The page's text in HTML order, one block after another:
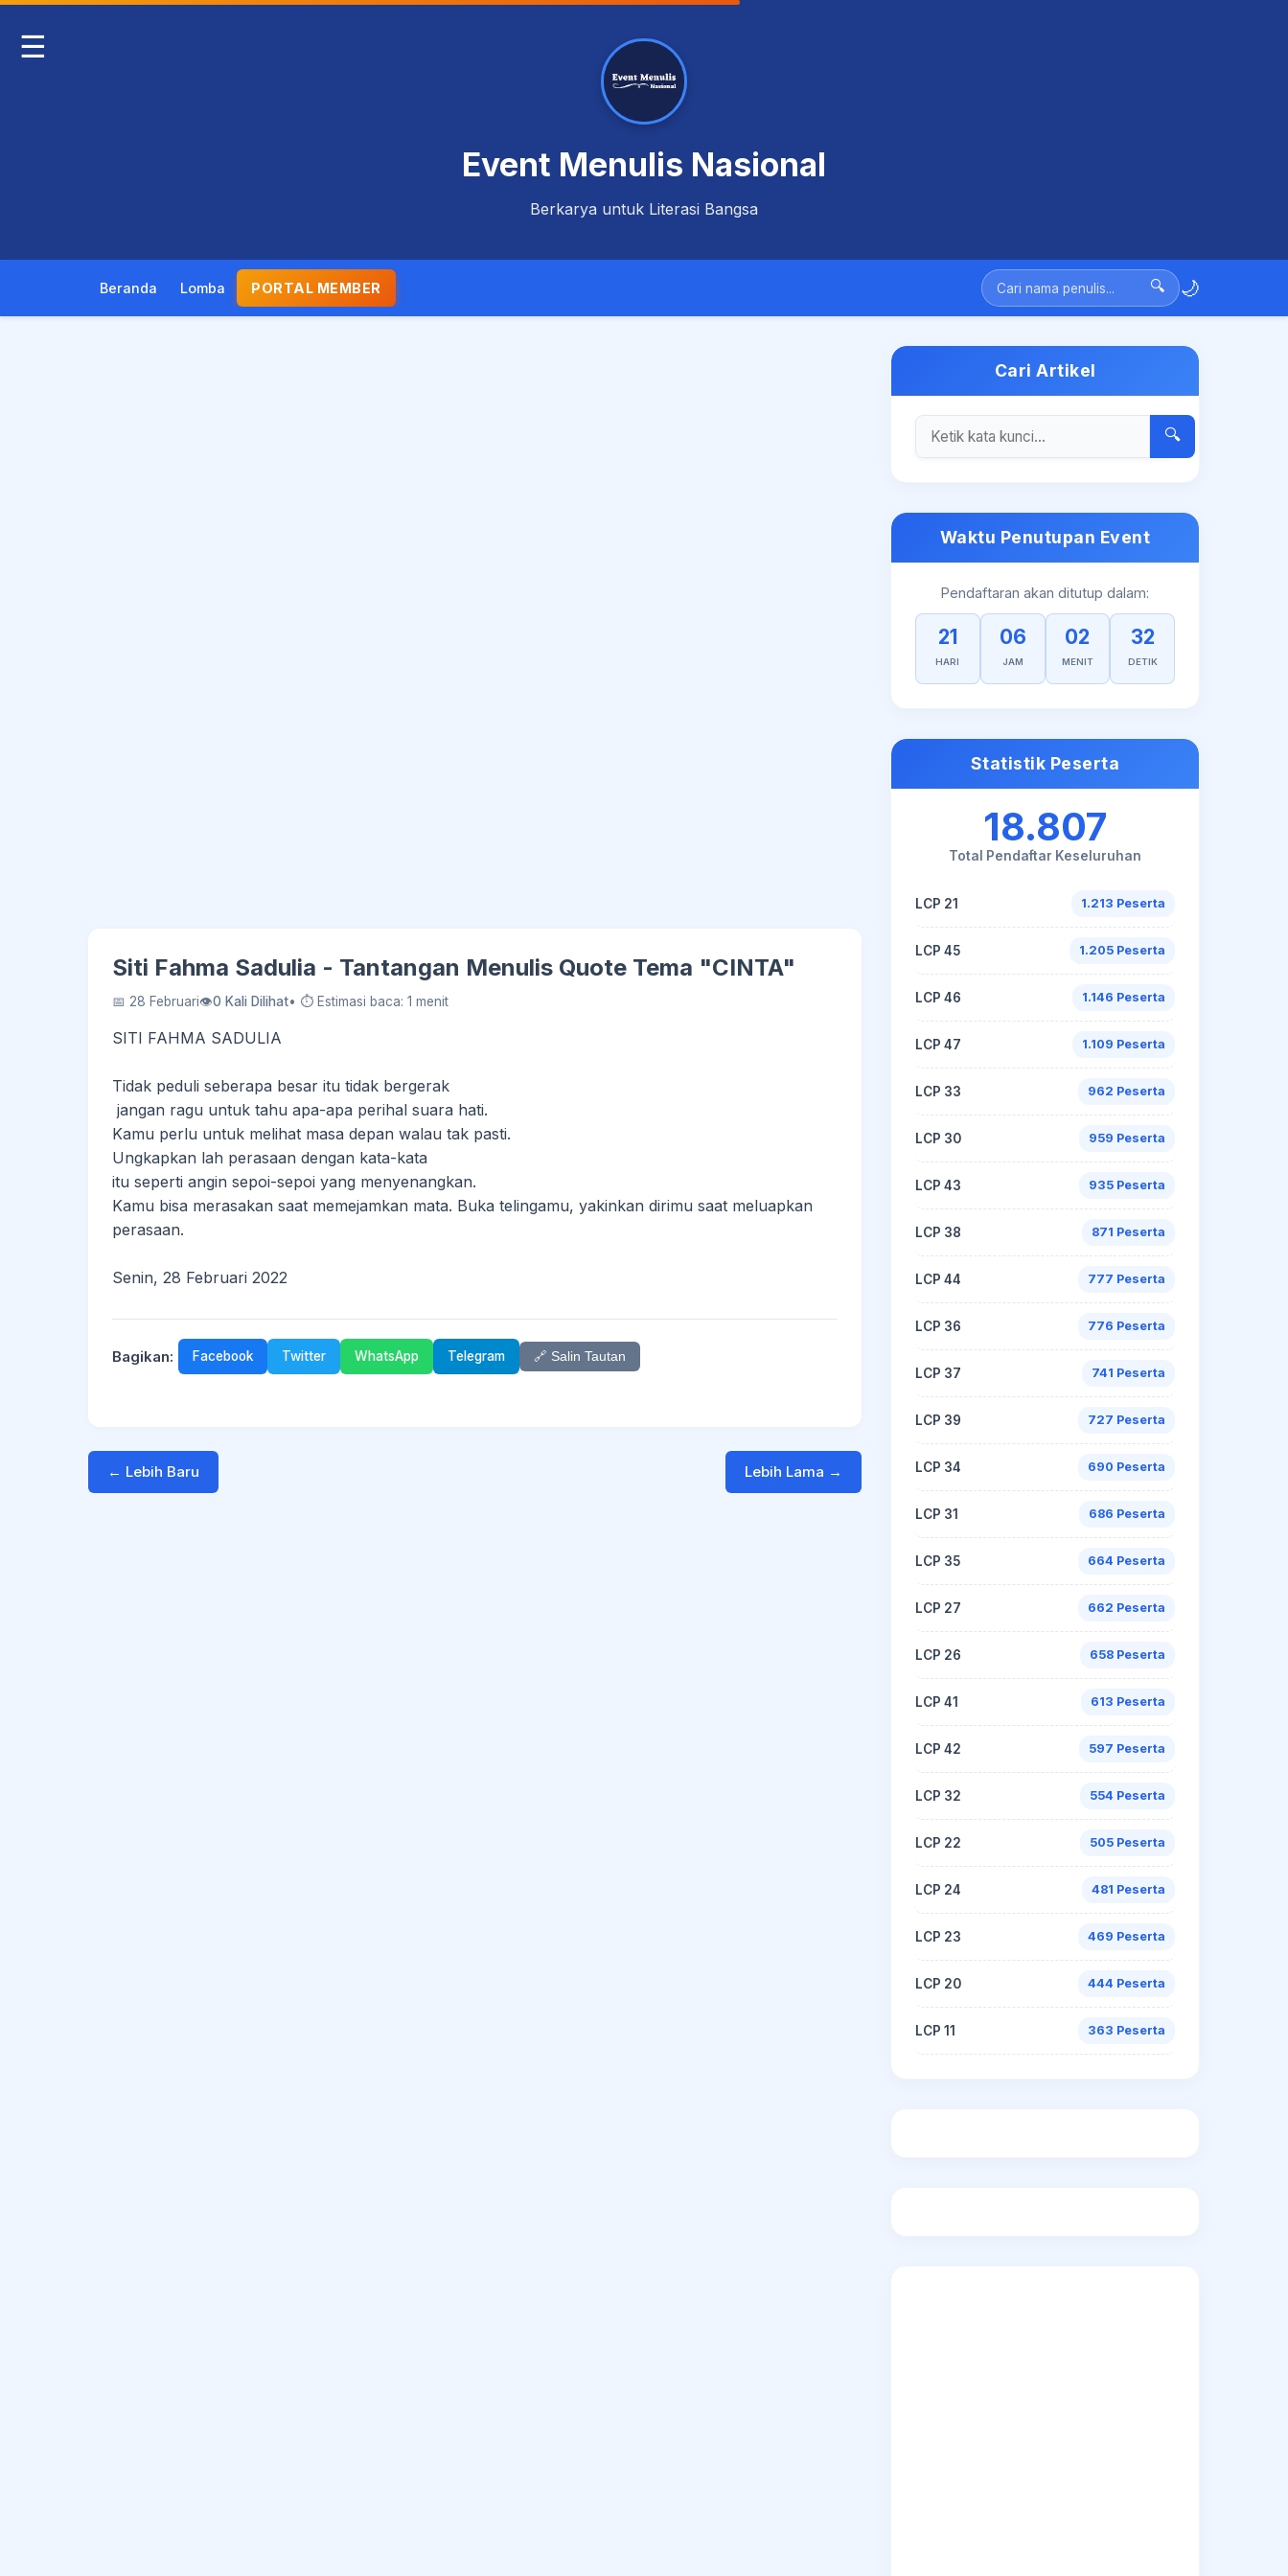
☰
Event Menulis Nasional
Berkarya untuk Literasi Bangsa
Beranda Lomba PORTAL MEMBER 🔍 🌙
Siti Fahma Sadulia - Tantangan Menulis Quote Tema "CINTA"
📅 28 Februari👁0 Kali Dilihat• ⏱ Estimasi baca: 1 menit
SITI FAHMA SADULIA
Tidak peduli seberapa besar itu tidak bergerak
jangan ragu untuk tahu apa-apa perihal suara hati.
Kamu perlu untuk melihat masa depan walau tak pasti.
Ungkapkan lah perasaan dengan kata-kata
itu seperti angin sepoi-sepoi yang menyenangkan.
Kamu bisa merasakan saat memejamkan mata. Buka telingamu, yakinkan dirimu saat meluapkan
perasaan.
Senin, 28 Februari 2022
Bagikan: Facebook Twitter WhatsApp Telegram 🔗 Salin Tautan
← Lebih Baru Lebih Lama →
Cari Artikel
🔍
Waktu Penutupan Event
Pendaftaran akan ditutup dalam:
21
HARI
06
JAM
02
MENIT
31
DETIK
Statistik Peserta
18.807
Total Pendaftar Keseluruhan
LCP 21 1.213 Peserta
LCP 45 1.205 Peserta
LCP 46 1.146 Peserta
LCP 47 1.109 Peserta
LCP 33 962 Peserta
LCP 30 959 Peserta
LCP 43 935 Peserta
LCP 38 871 Peserta
LCP 44 777 Peserta
LCP 36 776 Peserta
LCP 37 741 Peserta
LCP 39 727 Peserta
LCP 34 690 Peserta
LCP 31 686 Peserta
LCP 35 664 Peserta
LCP 27 662 Peserta
LCP 26 658 Peserta
LCP 41 613 Peserta
LCP 42 597 Peserta
LCP 32 554 Peserta
LCP 22 505 Peserta
LCP 24 481 Peserta
LCP 23 469 Peserta
LCP 20 444 Peserta
LCP 11 363 Peserta